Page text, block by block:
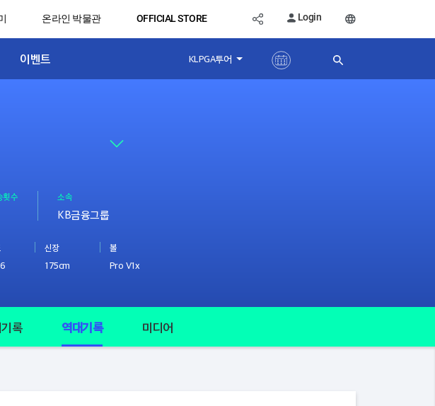
온라인 박물관 OFFICIAL STORE Login
이벤트 KLPGA투어
횟수 소속
KB금융그룹
신장
175cm
볼
Pro V1x
록 역대기록 미디어